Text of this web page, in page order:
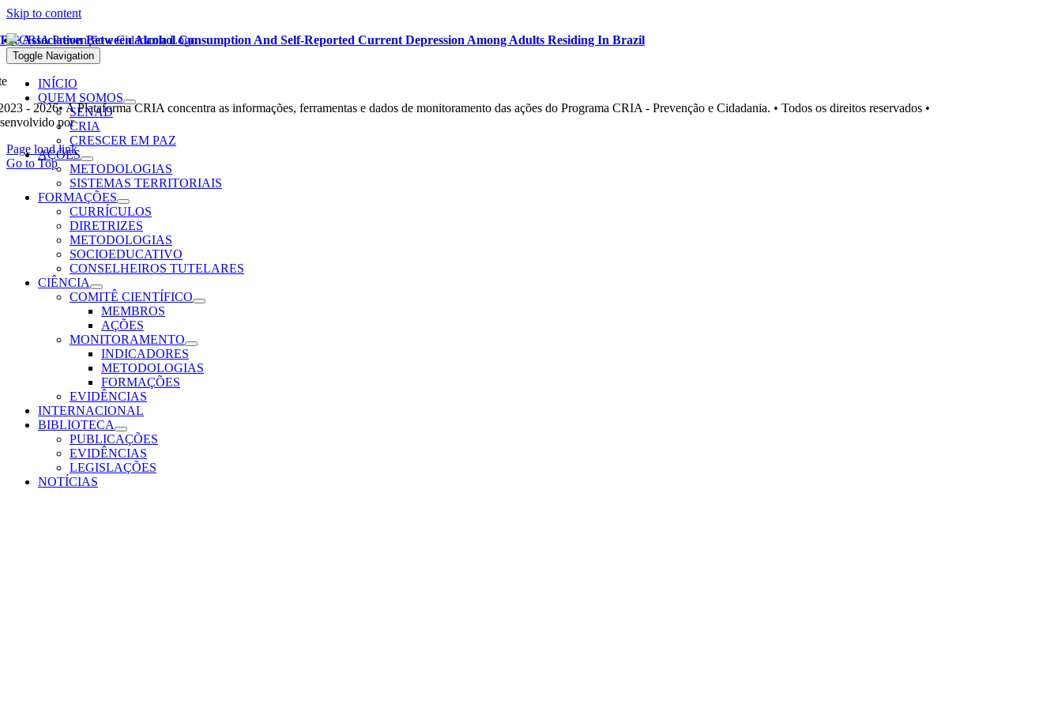
Skip to content
Toggle Navigation
INÍCIO
QUEM SOMOS
SENAD
CRIA
CRESCER EM PAZ
AÇÕES
METODOLOGIAS
SISTEMAS TERRITORIAIS
FORMAÇÕES
CURRÍCULOS
DIRETRIZES
METODOLOGIAS
SOCIOEDUCATIVO
CONSELHEIROS TUTELARES
CIÊNCIA
COMITÊ CIENTÍFICO
MEMBROS
AÇÕES
MONITORAMENTO
INDICADORES
METODOLOGIAS
FORMAÇÕES
EVIDÊNCIAS
INTERNACIONAL
BIBLIOTECA
PUBLICAÇÕES
EVIDÊNCIAS
LEGISLAÇÕES
NOTÍCIAS
Association Between Alcohol Consumption And Self-Reported Current Depression Among Adults Residing In Brazil
Leia mais
- 2026• A Plataforma CRIA concentra as informações, ferramentas e dados de monitoramento das ações do Programa CRIA - Prevenção e Cidadania. • Todos os direitos reservados •
porOhpá! Design e Comunicação
Page load link
Go to Top